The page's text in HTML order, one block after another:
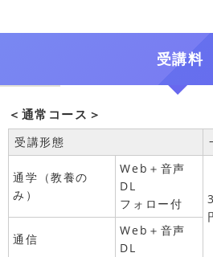
受講料
＜通常コース＞
受講形態
通学（教養の
み）
Web＋音声
DL
フォロー付
通信
Web＋音声
DL